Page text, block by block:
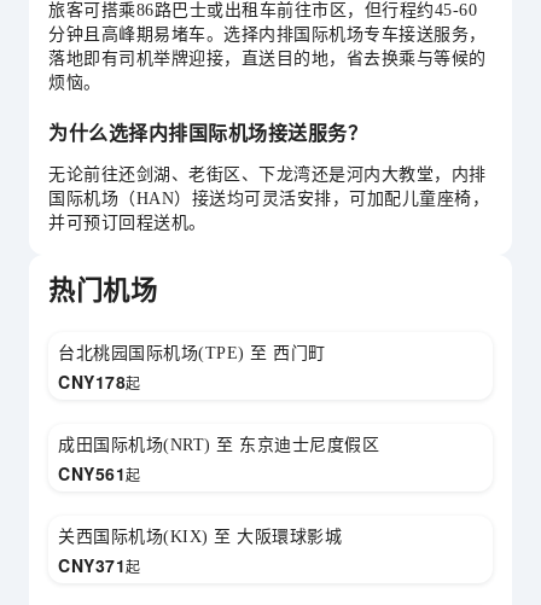
旅客可搭乘86路巴士或出租车前往市区，但行程约45-60
分钟且高峰期易堵车。选择内排国际机场专车接送服务，
落地即有司机举牌迎接，直送目的地，省去换乘与等候的
烦恼。
为什么选择内排国际机场接送服务？
无论前往还剑湖、老街区、下龙湾还是河内大教堂，内排
国际机场（HAN）接送均可灵活安排，可加配儿童座椅，
并可预订回程送机。
热门机场
台北桃园国际机场(TPE) 至 西门町
CNY178起
成田国际机场(NRT) 至 东京迪士尼度假区
CNY561起
关西国际机场(KIX) 至 大阪環球影城
CNY371起